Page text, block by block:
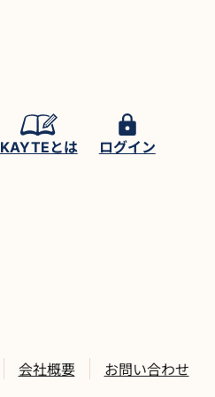
KAYTEとは ログイン
会社概要 お問い合わせ